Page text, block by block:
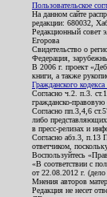
Пользовательское
На данном сайте
редакции: 680032,
Редакционный
Егорова
Свидетельство о
Федерация,
В 2006 г. проект
книги, а также
Гражданского
Согласно ч.2. п.3.
гражданско-правовую
Согласно пп.3,4,6
либо
в пресс-релизах и
Согласно абз.3, п.13
ответчиком,
Воспользуйтесь
«В соответствии с
от 22.08.2012 г.
Мнения авторов
Редакция не несет